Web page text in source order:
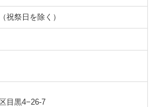
祝祭日を除く）
目黒4−26-7